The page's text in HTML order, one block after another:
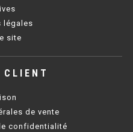
légales
site
CLIENT
de vente
confidentialité